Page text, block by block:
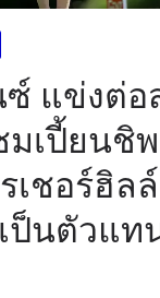
ซ์ แข่งต่
เปี้ยนชิ
เชอร์ฮิล
ป็นตัวแท